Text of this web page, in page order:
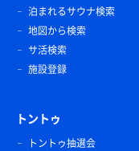
泊まれるサウナ検索
地図から検索
サ活検索
施設登録
トントゥ
トントゥ抽選会